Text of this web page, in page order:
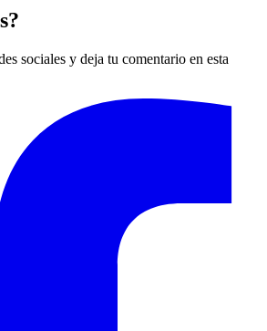
sociales y deja tu comentario en esta